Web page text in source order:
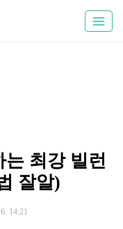
최강 빌런
잘알)
14:21